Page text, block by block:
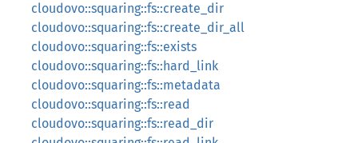
cloudovo::squaring::fs::create_dir
cloudovo::squaring::fs::create_dir_all
cloudovo::squaring::fs::exists
cloudovo::squaring::fs::hard_link
cloudovo::squaring::fs::metadata
cloudovo::squaring::fs::read
cloudovo::squaring::fs::read_dir